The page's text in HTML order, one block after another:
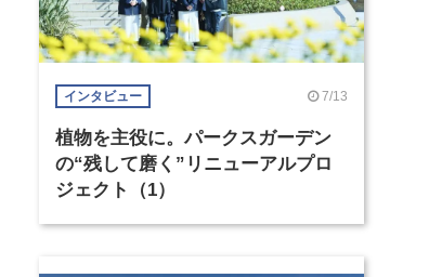
インタビュー 7/13
植物を主役に。パークスガーデン
の“残して磨く”リニューアルプロ
ジェクト（1）